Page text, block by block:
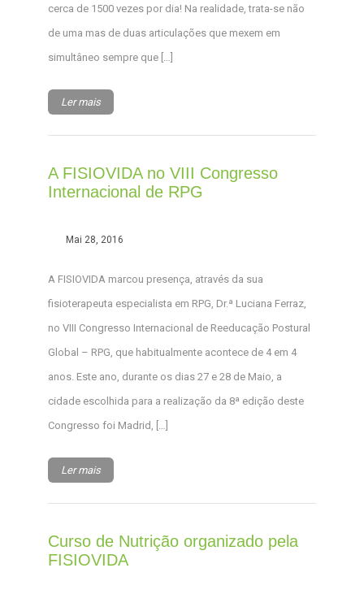
cerca de 1500 vezes por dia! Na realidade, trata-se não
de uma mas de duas articulações que mexem em
simultâneo sempre que […]
Ler mais
A FISIOVIDA no VIII Congresso
Internacional de RPG
Mai 28, 2016
A FISIOVIDA marcou presença, através da sua
fisioterapeuta especialista em RPG, Dr.ª Luciana Ferraz,
no VIII Congresso Internacional de Reeducação Postural
Global – RPG, que habitualmente acontece de 4 em 4
anos. Este ano, durante os dias 27 e 28 de Maio, a
cidade escolhida para a realização da 8ª edição deste
Congresso foi Madrid, […]
Ler mais
Curso de Nutrição organizado pela
FISIOVIDA